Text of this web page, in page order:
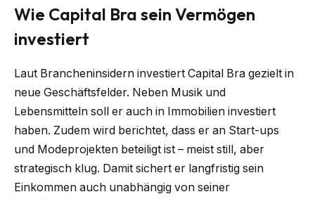
Wie Capital Bra sein Vermögen
investiert
Laut Brancheninsidern investiert Capital Bra gezielt in
neue Geschäftsfelder. Neben Musik und
Lebensmitteln soll er auch in Immobilien investiert
haben. Zudem wird berichtet, dass er an Start-ups
und Modeprojekten beteiligt ist – meist still, aber
strategisch klug. Damit sichert er langfristig sein
Einkommen auch unabhängig von seiner